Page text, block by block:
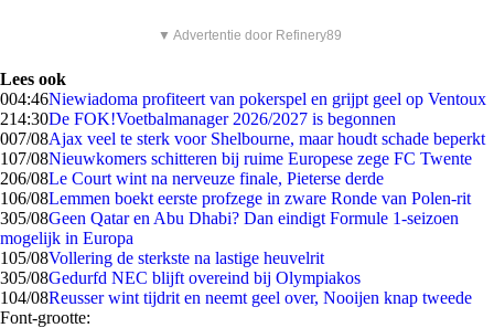
▼ Advertentie door Refinery89
Lees ook
004:46Niewiadoma profiteert van pokerspel en grijpt geel op Ventoux
214:30De FOK!Voetbalmanager 2026/2027 is begonnen
007/08Ajax veel te sterk voor Shelbourne, maar houdt schade beperkt
107/08Nieuwkomers schitteren bij ruime Europese zege FC Twente
206/08Le Court wint na nerveuze finale, Pieterse derde
106/08Lemmen boekt eerste profzege in zware Ronde van Polen-rit
305/08Geen Qatar en Abu Dhabi? Dan eindigt Formule 1-seizoen
mogelijk in Europa
105/08Vollering de sterkste na lastige heuvelrit
305/08Gedurfd NEC blijft overeind bij Olympiakos
104/08Reusser wint tijdrit en neemt geel over, Nooijen knap tweede
Font-grootte: